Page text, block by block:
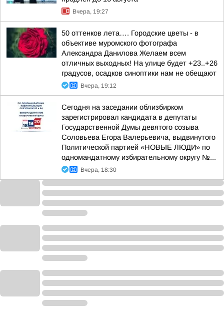
Вчера, 19:27
50 оттенков лета…. Городские цветы - в
объективе муромского фотографа
Александра Данилова Желаем всем
отличных выходных! На улице будет +23..+26
градусов, осадков синоптики нам не обещают
Вчера, 19:12
Сегодня на заседании облизбирком
зарегистрировал кандидата в депутаты
Государственной Думы девятого созыва
Соловьева Егора Валерьевича, выдвинутого
Политической партией «НОВЫЕ ЛЮДИ» по
одномандатному избирательному округу №...
Вчера, 18:30